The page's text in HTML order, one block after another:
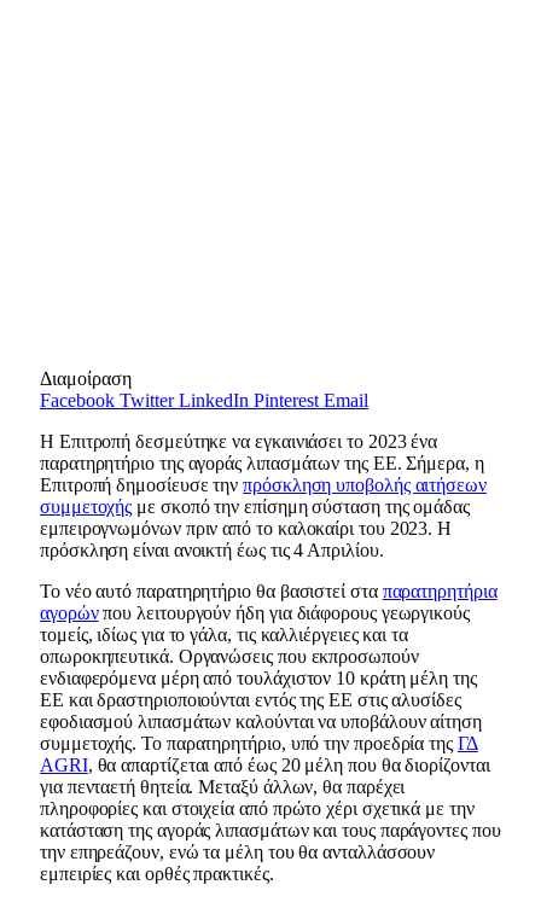
Διαμοίραση
Facebook Twitter LinkedIn Pinterest Email
Η Επιτροπή δεσμεύτηκε να εγκαινιάσει το 2023 ένα
παρατηρητήριο της αγοράς λιπασμάτων της ΕΕ. Σήμερα, η
Επιτροπή δημοσίευσε τηνπρόσκληση υποβολής αιτήσεων
συμμετοχής με σκοπό την επίσημη σύσταση της ομάδας
εμπειρογνωμόνων πριν από το καλοκαίρι του 2023. Η
πρόσκληση είναι ανοικτή έως τις 4 Απριλίου.
Το νέο αυτό παρατηρητήριο θα βασιστεί στα παρατηρητήρια
αγορώνπου λειτουργούν ήδη για διάφορους γεωργικούς
τομείς, ιδίως για το γάλα, τις καλλιέργειες και τα
οπωροκηπευτικά. Οργανώσεις που εκπροσωπούν
ενδιαφερόμενα μέρη από τουλάχιστον 10 κράτη μέλη της
ΕΕ και δραστηριοποιούνται εντός της ΕΕ στις αλυσίδες
εφοδιασμού λιπασμάτων καλούνται να υποβάλουν αίτηση
συμμετοχής. Το παρατηρητήριο, υπό την προεδρία της ΓΔ
AGRI, θα απαρτίζεται από έως 20 μέλη που θα διορίζονται
για πενταετή θητεία. Μεταξύ άλλων, θα παρέχει
πληροφορίες και στοιχεία από πρώτο χέρι σχετικά με την
κατάσταση της αγοράς λιπασμάτων και τους παράγοντες που
την επηρεάζουν, ενώ τα μέλη του θα ανταλλάσσουν
εμπειρίες και ορθές πρακτικές.